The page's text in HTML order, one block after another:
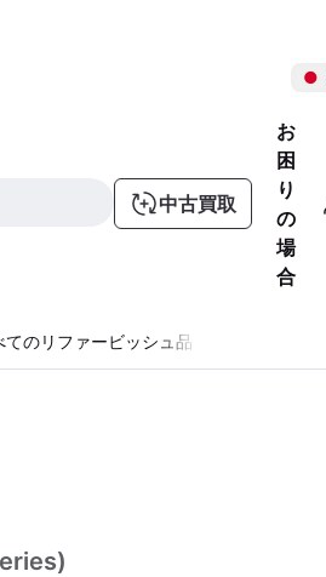
中古買取
お
困
り
の
場
合
てのリファービッシュ品